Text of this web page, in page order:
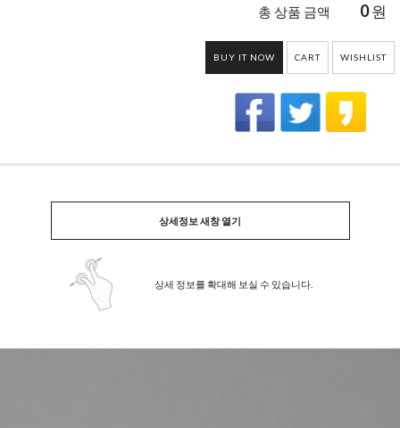
총 상품 금액 0원
BUY IT NOW CART WISHLIST
상세정보 새창 열기
상세 정보를 확대해 보실 수 있습니다.